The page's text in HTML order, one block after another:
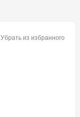
Убрать из избранного